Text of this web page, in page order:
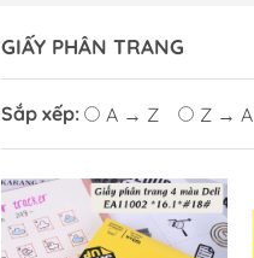
GIẤY PHÂN TRANG
Sắp xếp: A → Z Z → A